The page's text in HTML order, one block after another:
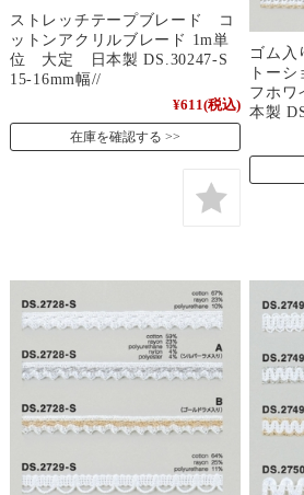
ストレッチテープブレード コ
ットンアクリルブレード 1m単
位 大定 日本製 DS.30247-S
15-16mm幅//
¥611(税込)
在庫を確認する
ゴム入
トー
フホ
本製